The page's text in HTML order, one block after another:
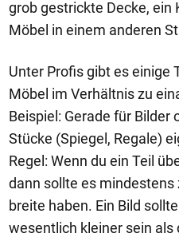
grob gestrickte Decke, ein
Möbel in einem anderen
Unter Profis gibt es einige
Möbel im Verhältnis zu
Beispiel: Gerade für
Stücke (Spiegel, Regale)
Regel: Wenn du ein Teil
dann sollte es
breite haben. Ein Bild
wesentlich kleiner sein als